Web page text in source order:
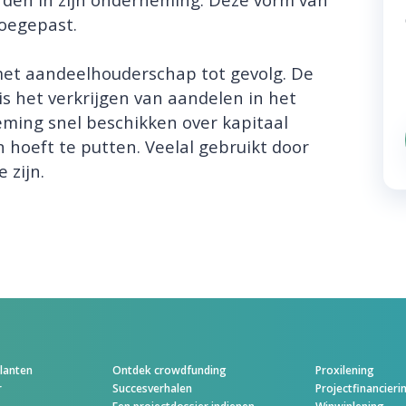
aandeelhouderschap tot gevolg. De
het verkrijgen van aandelen in het
snel beschikken over kapitaal
te putten. Veelal gebruikt door
zijn.
Ontdek crowdfunding
Succesverhalen
Proxilening